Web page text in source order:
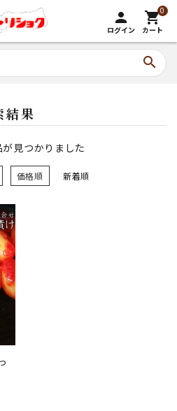
person
ログイン
0
shopping_cart
カート
search
結果
見つかりました
価格順 新着順